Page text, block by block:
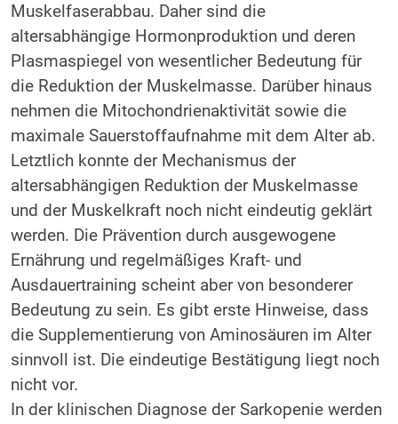
Muskelfaserabbau. Daher sind die
altersabhängige Hormonproduktion und deren
Plasmaspiegel von wesentlicher Bedeutung für
die Reduktion der Muskelmasse. Darüber hinaus
nehmen die Mitochondrienaktivität sowie die
maximale Sauerstoffaufnahme mit dem Alter ab.
Letztlich konnte der Mechanismus der
altersabhängigen Reduktion der Muskelmasse
und der Muskelkraft noch nicht eindeutig geklärt
werden. Die Prävention durch ausgewogene
Ernährung und regelmäßiges Kraft- und
Ausdauertraining scheint aber von besonderer
Bedeutung zu sein. Es gibt erste Hinweise, dass
die Supplementierung von Aminosäuren im Alter
sinnvoll ist. Die eindeutige Bestätigung liegt noch
nicht vor.
In der klinischen Diagnose der Sarkopenie werden